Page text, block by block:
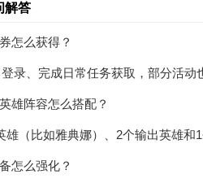
解答
怎么获得？
录、完成日常任务获取，部分活动
雄阵容怎么搭配？
雄（比如雅典娜）、2个输出英雄和
怎么强化？